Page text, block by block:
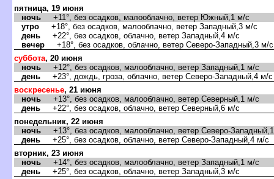
пятница, 19 июня
ночь +11°, без осадков, малооблачно, ветер Южный,1 м/с
утро +18°, без осадков, малооблачно, ветер Западный,3 м/с
день +22°, без осадков, облачно, ветер Западный,4 м/с
ечер +18°, без осадков, облачно, ветер Северо-Западный,3 м/с
суббота, 20 июня
ночь +12°, без осадков, малооблачно, ветер Западный,1 м/с
день +23°, дождь, гроза, облачно, ветер Северо-Западный,4 м/с
оскресенье, 21 июня
ночь +13°, без осадков, малооблачно, ветер Северный,1 м/с
день +22°, без осадков, облачно, ветер Северный,6 м/с
понедельник, 22 июня
ночь +13°, без осадков, малооблачно, ветер Северо-
день +25°, без осадков, облачно, ветер Северо-Западный,4 м/с
торник, 23 июня
ночь +14°, без осадков, малооблачно, ветер Западный,1 м/с
день +25°, без осадков, облачно, ветер Западный,3 м/с